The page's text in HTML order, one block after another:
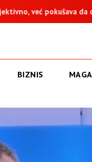
vodovod na Vučijaku
BIZNIS